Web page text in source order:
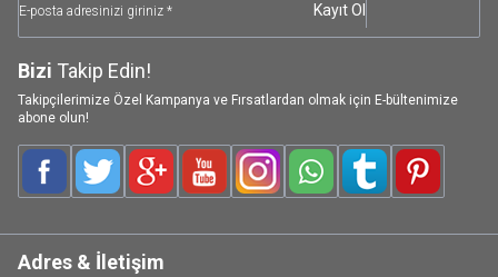
Kayıt Ol
Bizi Takip Edin!
Takipçilerimize Özel Kampanya ve Fırsatlardan olmak için E-bültenimize
abone olun!
FacebookTwitterGoogle-PlusYoutubeInstagramWhatsAppTumblrPinterest
Adres & İletişim